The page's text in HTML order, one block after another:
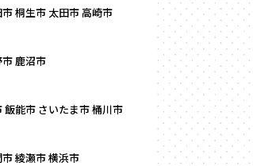
桐生市 太田市高崎市
鹿沼市
飯能市 さいたま市桶川市
綾瀬市横浜市